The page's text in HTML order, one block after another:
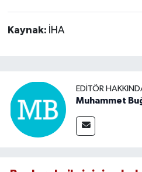
Kaynak: İHA
EDITÖR
Muhammet